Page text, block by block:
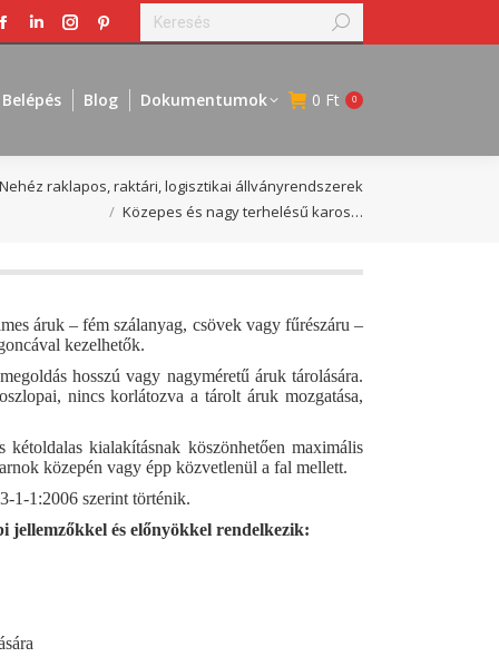
Facebook
opens
window
Linkedin
opens
window
Instagram
opens
window
Pinterest
opens
window
Search:
Belépés Blog Dokumentumok 0 Ft 0
Nehéz raklapos, raktári, logisztikai állványrendszerek
Közepes és nagy terhelésű karos…
áruk – fém szálanyag, csövek vagy fűrészáru –
kezelhetők.
hosszú vagy nagyméretű áruk tárolására.
nincs korlátozva a tárolt áruk mozgatása,
kialakításnak köszönhetően maximális
közepén vagy épp közvetlenül a fal mellett.
1-1:2006 szerint történik.
jellemzőkkel és előnyökkel rendelkezik: